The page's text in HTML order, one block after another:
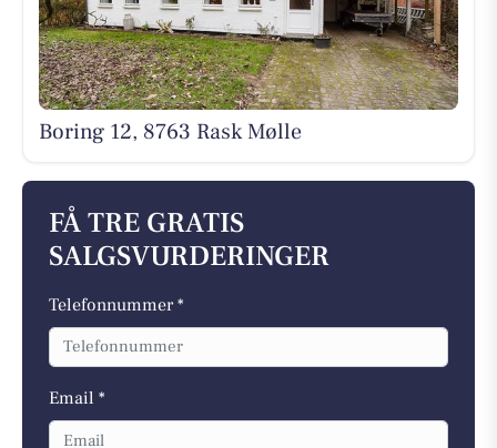
Boring 12, 8763 Rask Mølle
FÅ TRE GRATIS
SALGSVURDERINGER
Telefonnummer *
Email *